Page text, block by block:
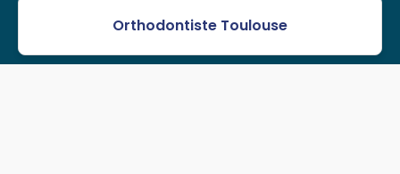
Orthodontiste Toulouse